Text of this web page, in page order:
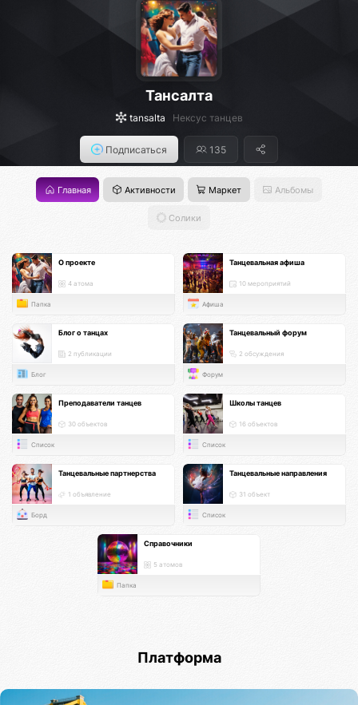
Тансалта
tansalta Нексус танцев
Подписаться 135
Главная Активности Маркет Альбомы
Солики
О проекте
4 атома
Папка
Танцевальная афиша
10 мероприятий
Афиша
Блог о танцах
2 публикации
Блог
Танцевальный форум
2 обсуждения
Форум
Преподаватели танцев
30 объектов
Список
Школы танцев
16 объектов
Список
Танцевальные партнерства
1 объявление
Борд
Танцевальные направления
31 объект
Список
Справочники
5 атомов
Папка
Платформа